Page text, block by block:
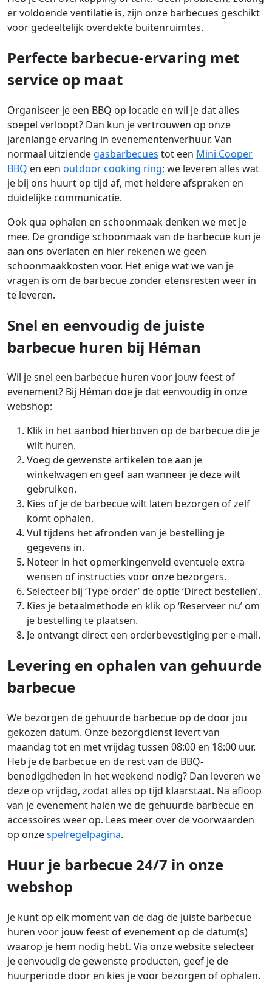
er voldoende ventilatie is, zijn onze barbecues geschikt
voor gedeeltelijk overdekte buitenruimtes.
Perfecte barbecue‑ervaring met
service op maat
Organiseer je een BBQ op locatie en wil je dat alles
soepel verloopt? Dan kun je vertrouwen op onze
jarenlange ervaring in evenementenverhuur. Van
normaal uitziende gasbarbecues tot een Mini Cooper
BBQ en een outdoor cooking ring; we leveren alles wat
je bij ons huurt op tijd af, met heldere afspraken en
duidelijke communicatie.
Ook qua ophalen en schoonmaak denken we met je
mee. De grondige schoonmaak van de barbecue kun je
aan ons overlaten en hier rekenen we geen
schoonmaakkosten voor. Het enige wat we van je
vragen is om de barbecue zonder etensresten weer in
te leveren.
Snel en eenvoudig de juiste
barbecue huren bij Héman
Wil je snel een barbecue huren voor jouw feest of
evenement? Bij Héman doe je dat eenvoudig in onze
webshop:
Klik in het aanbod hierboven op de barbecue die je
wilt huren.
Voeg de gewenste artikelen toe aan je
winkelwagen en geef aan wanneer je deze wilt
gebruiken.
Kies of je de barbecue wilt laten bezorgen of zelf
komt ophalen.
Vul tijdens het afronden van je bestelling je
gegevens in.
Noteer in het opmerkingenveld eventuele extra
wensen of instructies voor onze bezorgers.
Selecteer bij ‘Type order’ de optie ‘Direct bestellen’.
Kies je betaalmethode en klik op ‘Reserveer nu’ om
je bestelling te plaatsen.
Je ontvangt direct een orderbevestiging per e-mail.
Levering en ophalen van gehuurde
barbecue
We bezorgen de gehuurde barbecue op de door jou
gekozen datum. Onze bezorgdienst levert van
maandag tot en met vrijdag tussen 08:00 en 18:00 uur.
Heb je de barbecue en de rest van de BBQ-
benodigdheden in het weekend nodig? Dan leveren we
deze op vrijdag, zodat alles op tijd klaarstaat. Na afloop
van je evenement halen we de gehuurde barbecue en
accessoires weer op. Lees meer over de voorwaarden
op onzespelregelpagina.
Huur je barbecue 24/7 in onze
webshop
Je kunt op elk moment van de dag de juiste barbecue
huren voor jouw feest of evenement op de datum(s)
waarop je hem nodig hebt. Via onze website selecteer
je eenvoudig de gewenste producten, geef je de
huurperiode door en kies je voor bezorgen of ophalen.